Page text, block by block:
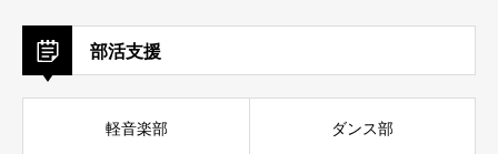
部活支援
軽音楽部 ダンス部